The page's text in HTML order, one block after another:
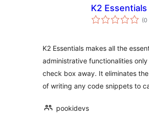
K2 Essentials
(0
K2 Essentials makes all the
administrative functionalities only
check box away. It eliminates
of writing any code snippets to
pookidevs